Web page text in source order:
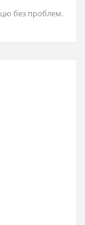
цю без проблем.